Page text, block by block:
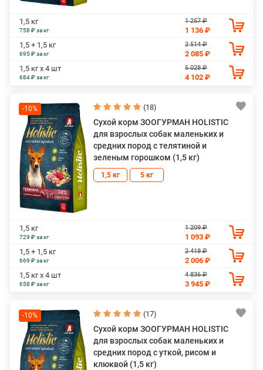
1,5 кг
758 ₽ за кг
1 257 ₽
1 136 ₽
1,5 + 1,5 кг
695 ₽ за кг
2 514 ₽
2 085 ₽
1,5 кг х 4 шт
684 ₽ за кг
5 028 ₽
4 102 ₽
-10% (18)
Сухой корм ЗООГУРМАН HOLISTIC
для взрослых собак маленьких и
средних пород с телятиной и
зеленым горошком (1,5 кг)
1,5 кг 5 кг
1,5 кг
729 ₽ за кг
1 209 ₽
1 093 ₽
1,5 + 1,5 кг
669 ₽ за кг
2 418 ₽
2 006 ₽
1,5 кг х 4 шт
658 ₽ за кг
4 836 ₽
3 945 ₽
-10% (17)
Сухой корм ЗООГУРМАН HOLISTIC
для взрослых собак маленьких и
средних пород с уткой, рисом и
клюквой (1,5 кг)